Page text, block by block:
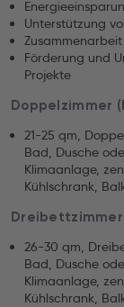
Unterstützung
Förderung und
Projekte
Doppelzimmer
21-25 qm,
Bad, Dusche
Klimaanlage,
Kühlschrank,
Dreibettzimmer
26-30 qm,
Bad, Dusche
Klimaanlage,
Kühlschrank,